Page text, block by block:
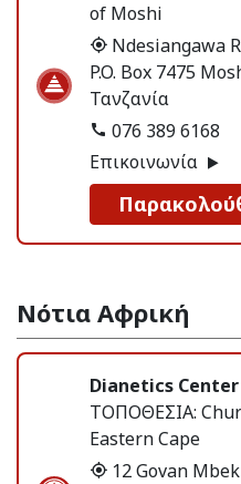
of Moshi
Ndesiangawa
P.O. Box 7475
Τανζανία
076 389 6168
Επικοινωνία
Νότια Αφρική
Dianetics
ΤΟΠΟΘΕΣΙΑ:
Eastern Cape
12 Govan